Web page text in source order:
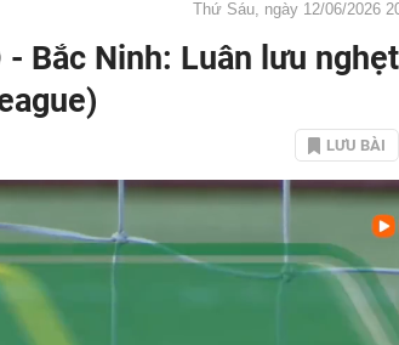
Thứ Sáu, ngày 12/06/2026
Bắc Ninh: Luân lưu
LƯU BÀI